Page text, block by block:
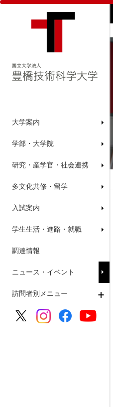
大学案内
学部・大学院
研究・産学官・社会連携
多文化共修・留学
入試案内
学生生活・進路・就職
調達情報
ニュース・イベント
訪問者別メニュー